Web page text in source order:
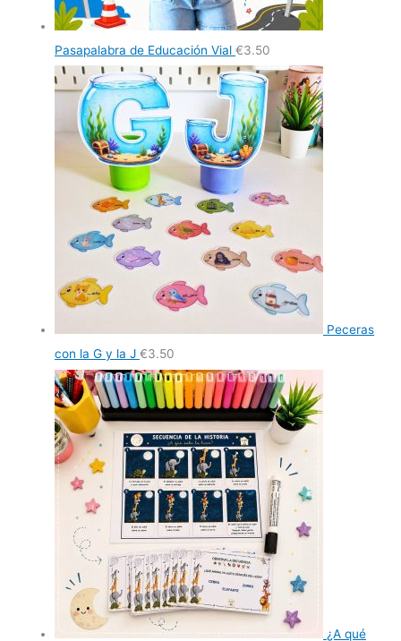
Pasapalabra de Educación Vial €3.50
Peceras
con la G y la J €3.50
¿A qué